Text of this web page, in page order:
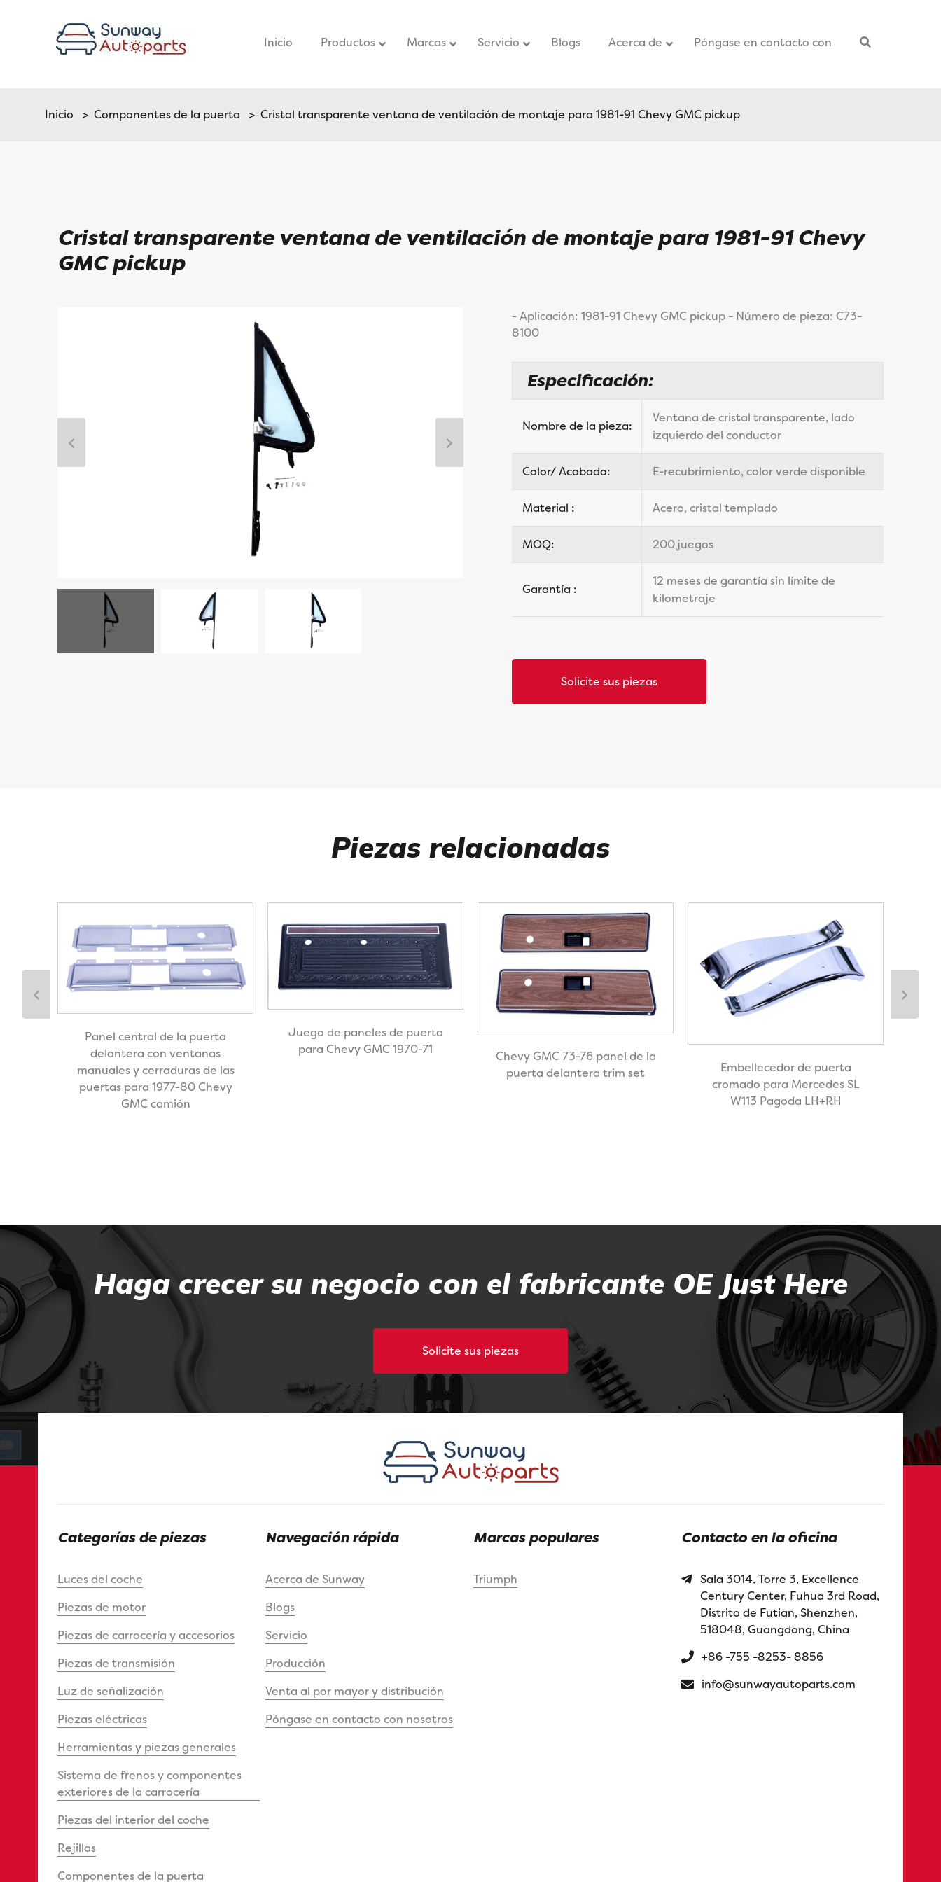
Inicio Productos Marcas Servicio – Blogs Acerca de Póngase en contacto con
Inicio >Componentes de la puerta > Cristal transparente ventana de ventilación de montaje para 1981-91 Chevy GMC pickup
Cristal transparente ventana de ventilación de montaje para 1981-91 Chevy
GMC pickup
- Aplicación: 1981-91 Chevy GMC pickup - Número de pieza: C73-
8100
Especificación:
Nombre de la pieza:
Ventana de cristal transparente, lado
izquierdo del conductor
Color/ Acabado: E-recubrimiento, color verde disponible
Material : Acero, cristal templado
MOQ: 200 juegos
Garantía :
12 meses de garantía sin límite de
kilometraje
Solicite sus piezas
Piezas relacionadas
Panel central de la puerta
delantera con ventanas
manuales y cerraduras de las
puertas para 1977-80 Chevy
GMC camión
Juego de paneles de puerta
para Chevy GMC 1970-71
Chevy GMC 73-76 panel de la
puerta delantera trim set
Embellecedor de puerta
cromado para Mercedes SL
W113 Pagoda LH+RH
Haga crecer su negocio con el fabricante OE Just Here
Solicite sus piezas
Categorías de piezas
Luces del coche
Piezas de motor
Piezas de carrocería y accesorios
Piezas de transmisión
Luz de señalización
Piezas eléctricas
Herramientas y piezas generales
Sistema de frenos y componentes
exteriores de la carrocería
Piezas del interior del coche
Rejillas
Componentes de la puerta
Navegación rápida
Acerca de Sunway
Blogs
Servicio
Producción
Venta al por mayor y distribución
Póngase en contacto con nosotros
Marcas populares
Triumph
Contacto en la oficina
Sala 3014, Torre 3, Excellence
Century Center, Fuhua 3rd Road,
Distrito de Futian, Shenzhen,
518048, Guangdong, China
+86 -755 -8253- 8856
info@sunwayautoparts.com